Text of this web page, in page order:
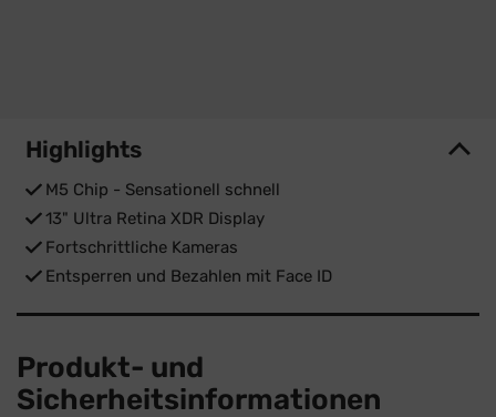
Highlights
M5 Chip - Sensationell schnell
13" Ultra Retina XDR Display
Fortschrittliche Kameras
Entsperren und Bezahlen mit Face ID
Produkt- und
Sicherheitsinformationen